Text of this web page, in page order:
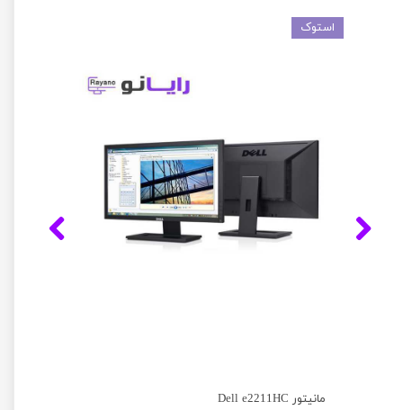
مانیتور Dell e2211HC
استوک